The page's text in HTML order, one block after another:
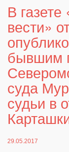
В
вести»
бывшим
суда
судьи в
29.05.2017